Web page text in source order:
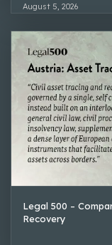
August 5, 2026
Legal 500 –
Recovery